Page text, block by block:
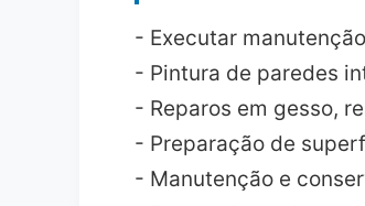
- Executar
- Pintura de paredes
- Reparos em gesso,
- Preparação de
- Manutenção e